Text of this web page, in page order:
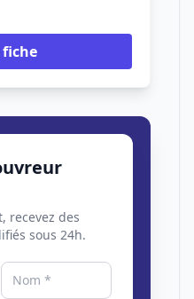
recevez des
sous 24h.